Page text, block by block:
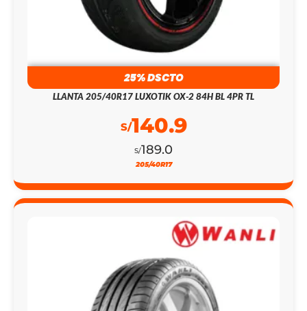
25% DSCTO
LLANTA 205/40R17 LUXOTIK OX-2 84H BL 4PR TL
S/189.0
S/140.9
205/40R17